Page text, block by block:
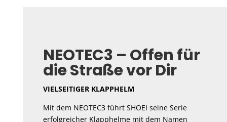
NEOTEC3 – Offen für
die Straße vor Dir
VIELSEITIGER KLAPPHELM
Mit dem NEOTEC3 führt SHOEI seine Serie
erfolgreicher Klapphelme mit dem Namen